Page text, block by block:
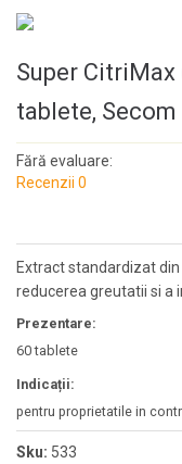
Super
tablete, Secom
Fără evaluare:
Recenzii 0
Extract standardizat
reducerea greutatii si a
Prezentare:
60 tablete
Indicații:
pentru proprietatile in
Sku: 533